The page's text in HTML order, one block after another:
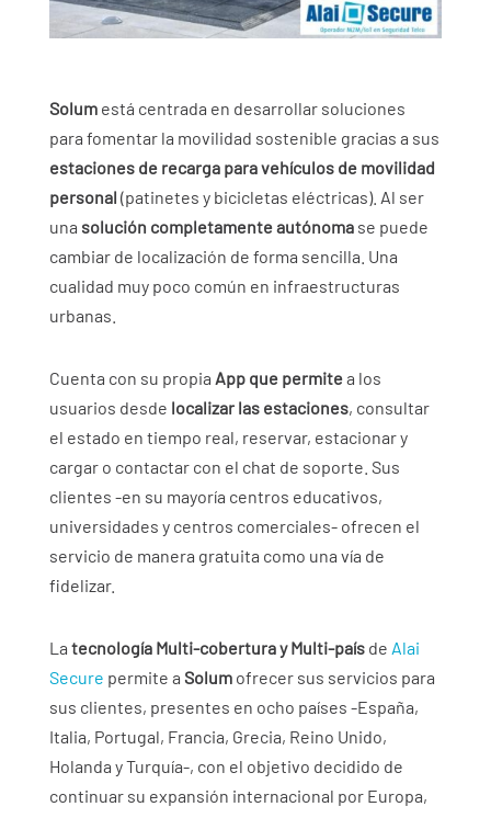
Solumestá centrada en desarrollar soluciones
para fomentar la movilidad sostenible gracias a sus
estaciones de recarga para vehículos de movilidad
personal (patinetes y bicicletas eléctricas). Al ser
una solución completamente autónomase puede
cambiar de localización de forma sencilla. Una
cualidad muy poco común en infraestructuras
urbanas.
Cuenta con su propia App que permitea los
usuarios desde localizar las estaciones, consultar
el estado en tiempo real, reservar, estacionar y
cargar o contactar con el chat de soporte. Sus
clientes -en su mayoría centros educativos,
universidades y centros comerciales- ofrecen el
servicio de manera gratuita como una vía de
fidelizar.
La tecnología Multi-cobertura y Multi-paísde Alai
Secure permite a Solumofrecer sus servicios para
sus clientes, presentes en ocho países -España,
Italia, Portugal, Francia, Grecia, Reino Unido,
Holanda y Turquía-, con el objetivo decidido de
continuar su expansión internacional por Europa,